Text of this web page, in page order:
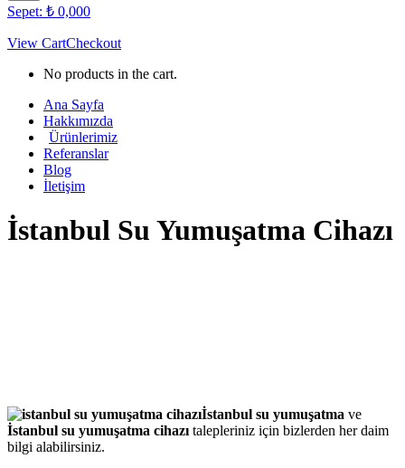
Sepet: ₺ 0,000
View CartCheckout
No products in the cart.
Ana Sayfa
Hakkımızda
Ürünlerimiz
Referanslar
Blog
İletişim
İstanbul Su Yumuşatma Cihazı
İstanbul su yumuşatma ve
İstanbul su yumuşatma cihazı talepleriniz için bizlerden her daim
bilgi alabilirsiniz.